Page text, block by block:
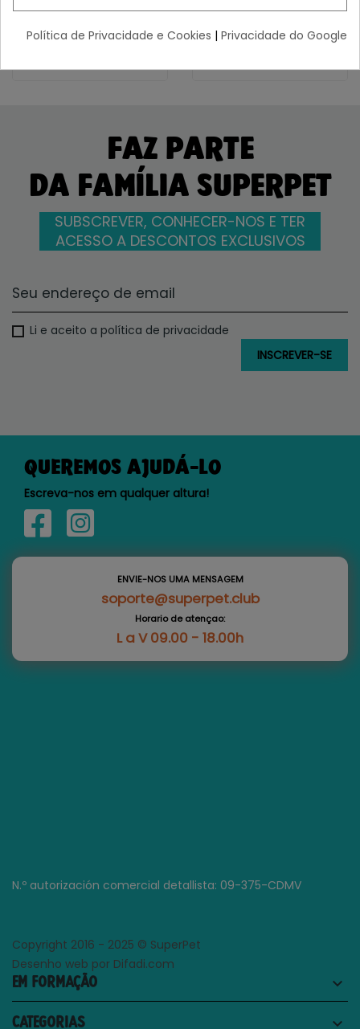
FAZ PARTE
DA FAMÍLIA SUPERPET
SUBSCREVER, CONHECER-NOS E TER
ACESSO A DESCONTOS EXCLUSIVOS
Li e aceito a política de privacidade
QUEREMOS AJUDÁ-LO
Escreva-nos em qualquer altura!
ENVIE-NOS UMA MENSAGEM
soporte@superpet.club
Horario de atençao:
L a V 09.00 - 18.00h
N.º autorización comercial detallista: 09-375-CDMV
Copyright 2016 - 2025 © SuperPet
Desenho web por Difadi.com
EM FORMAÇÃO keyboard_arrow_down
CATEGORIAS keyboard_arrow_down
Política de Privacidade e Cookies | Privacidade do Google